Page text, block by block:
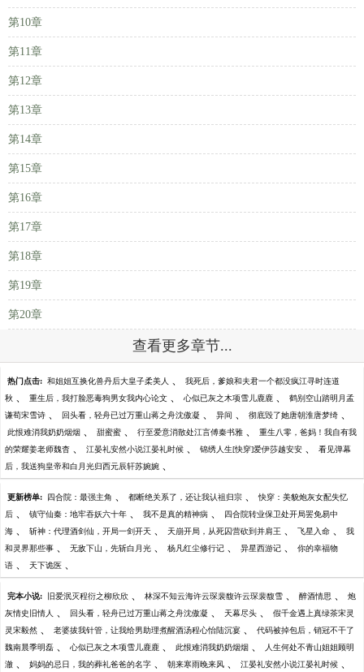
第10章
第11章
第12章
第13章
第14章
第15章
第16章
第17章
第18章
第19章
第20章
查看更多章节...
热门点击: 和姐姐互换化兽丹后大皇子柔美人 、 我死后，爹娘和夫君一个都没疯江寻时连道
秋 、 重生后，我打脸恶毒狗男女我内心论文 、 心似已灰之木项雪儿鹿鹿 、 鹤别空山踏明月孟
谦荀宋雪诗 、 回头看，轻舟已过万重山蒋之舟沈傲凝 、 异间 、 彻底毁了她唐朝淮唐梦绮 、
此恨难消我奶奶烟烟 、 甜蜜蜜 、 行至爱意消散处江言傅秦书雅 、 重生八零，爸妈！我自有我
的荣耀姜老师魏杳 、 江晏礼安然小说江晏礼时候 、 锦绣人生[快穿]爱伊莎越安安 、 看见弹幕
后，我送狗皇帝和白月光归西元辰轩苏婉婉 、
更新榜单: 四合院：最强主角 、 都断绝关系了，还让我认祖归宗 、 快穿：美貌炮灰女配失忆
后 、 镇守仙秦：地牢吞妖六十年 、 我不是真的精神病 、 四合院转业保卫处开局罢免易中
海 、 斩神：代理酒剑仙，开局一剑开天 、 天崩开局，从死囚营砍到并肩王 、 飞星入命 、 我
和灵界那些事 、 无敌下山，先斩白月光 、 杨凡红尘修行记 、 异星西游记 、 你的幸福物
语 、 天下诡医 、
完本小说: 旧爱泯灭程衍之柳欣欣 、 林深不知云海许云琛裴馥许云琛裴馥雪 、 醉酒情思 、 炮
灰情史旧情人 、 回头看，轻舟已过万重山蒋之舟沈傲凝 、 天幕尽头 、 假千金遇上真绿茶宋灵
灵宋毅然 、 老婆拔我针管，让我给男助理煮醒酒汤程心怡陆沉宴 、 代码被掉包后，销冠不干了
魏南晨季明磊 、 心似已灰之木项雪儿鹿鹿 、 此恨难消我奶奶烟烟 、 人生何处不青山姐姐顾明
澈 、 妈妈的忌日，我的葬礼爸爸的名字 、 朝来寒雨晚来风 、 江晏礼安然小说江晏礼时候 、